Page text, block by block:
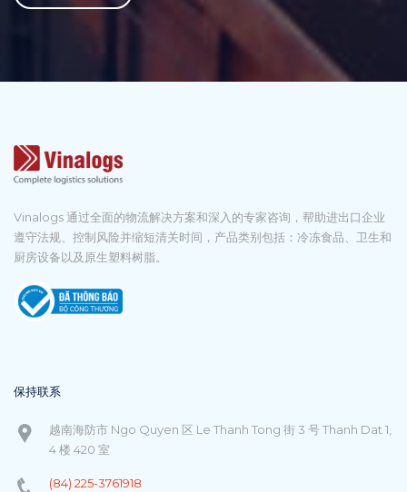
Vinalogs 通过全面的物流解决方案和深入的专家咨询，帮助进出口企业
遵守法规、控制风险并缩短清关时间，产品类别包括：冷冻食品、卫生和
厨房设备以及原生塑料树脂。
保持联系
越南海防市 Ngo Quyen 区 Le Thanh Tong 街 3 号 Thanh Dat 1,
4 楼 420 室
(84) 225-3761918